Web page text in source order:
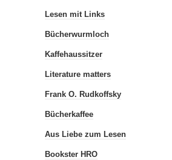
Lesen mit Links
Bücherwurmloch
Kaffehaussitzer
Literature matters
Frank O. Rudkoffsky
Bücherkaffee
Aus Liebe zum Lesen
Bookster HRO